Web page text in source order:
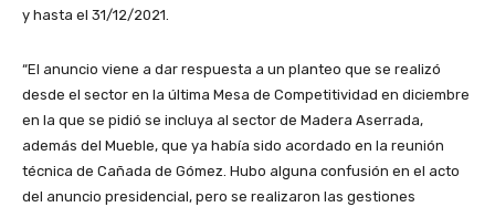
y hasta el 31/12/2021.
“El anuncio viene a dar respuesta a un planteo que se realizó
desde el sector en la última Mesa de Competitividad en diciembre
en la que se pidió se incluya al sector de Madera Aserrada,
además del Mueble, que ya había sido acordado en la reunión
técnica de Cañada de Gómez. Hubo alguna confusión en el acto
del anuncio presidencial, pero se realizaron las gestiones